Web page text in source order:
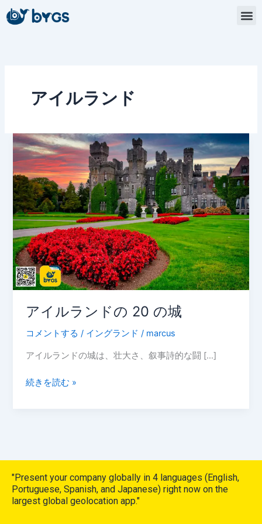
容
アイルランド
アイルランドの 20 の城
コメントする / イングランド / marcus
アイルランドの城は、壮大さ、叙事詩的な闘 […]
ア
イ
ル
ラ
ン
ド
の
20
の
城
続きを読む »
"Present your company globally in 4 languages (English,
Portuguese, Spanish, and Japanese) right now on the
largest global geolocation app."